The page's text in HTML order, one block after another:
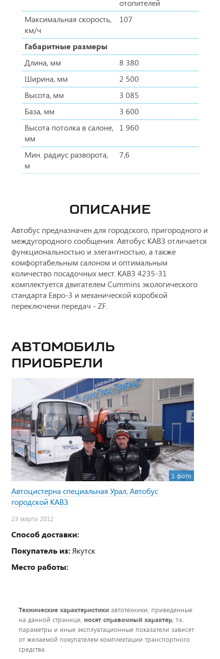
отопителей
Максимальная скорость,
км/ч
107
Габаритные размеры
Длина, мм
8 380
Ширина, мм
2 500
Высота, мм
3 085
База, мм
3 600
Высота потолка в салоне,
мм
1 960
Мин. радиус разворота,
м
7,6
ОПИСАНИЕ
Автобус предназначен для городского, пригородного и
междугородного сообщения. Автобус КАВЗ отличается
функциональностью и элегантностью, а также
комфортабельным салоном и оптимальным
количество посадочных мест. КАВЗ 4235-31
комплектуется двигателем Cummins экологического
стандарта Евро-3 и механической коробкой
переключени передач - ZF.
Автомобиль
приобрели
1 фото
Автоцистерна специальная Урал, Автобус
городской КАВЗ
23 марта 2012
Способ доставки:
Покупатель из: Якутск
Место работы:
Технические характеристики автотехники, приведенные
на данной странице, носят справочный характер, т.к.
параметры и иные эксплуатационные показатели зависят
от желаемой покупателем комплектации транспортного
средства.